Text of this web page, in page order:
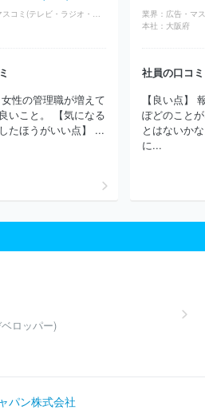
女性の管理職が増えて
いこと。 【気になる
たほうがいい点】 ...
業界：
本社： 大阪府
社員の口コミ
【良い点】
ぽどのこと
とはないか
に...
ロッパー)
パン株式会社